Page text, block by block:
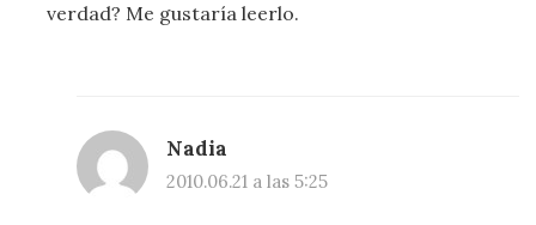
verdad? Me gustaría leerlo.
Nadia
2010.06.21 a las 5:25